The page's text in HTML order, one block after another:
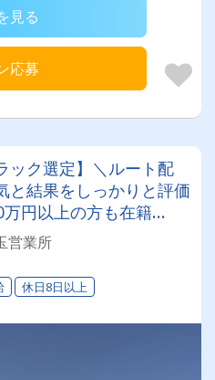
見る
応募
ック選定】＼ルート配
と結果をしっかりと評価
円以上の方も在籍
します】【プライベ
給35万円以上】
営業所
休日8日以上